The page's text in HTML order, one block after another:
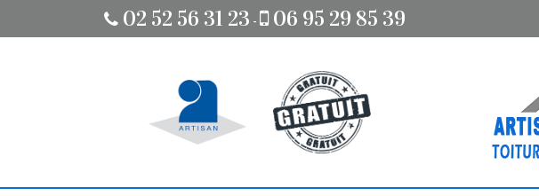
02 52 56 31 23 - 06 95 29 85 39